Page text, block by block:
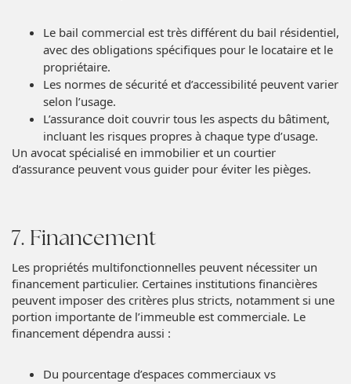
Le bail commercial est très différent du bail résidentiel,
avec des obligations spécifiques pour le locataire et le
propriétaire.
Les normes de sécurité et d’accessibilité peuvent varier
selon l’usage.
L’assurance doit couvrir tous les aspects du bâtiment,
incluant les risques propres à chaque type d’usage.
Un avocat spécialisé en immobilier et un courtier
d’assurance peuvent vous guider pour éviter les pièges.
7. Financement
Les propriétés multifonctionnelles peuvent nécessiter un
financement particulier. Certaines institutions financières
peuvent imposer des critères plus stricts, notamment si une
portion importante de l’immeuble est commerciale. Le
financement dépendra aussi :
Du pourcentage d’espaces commerciaux vs